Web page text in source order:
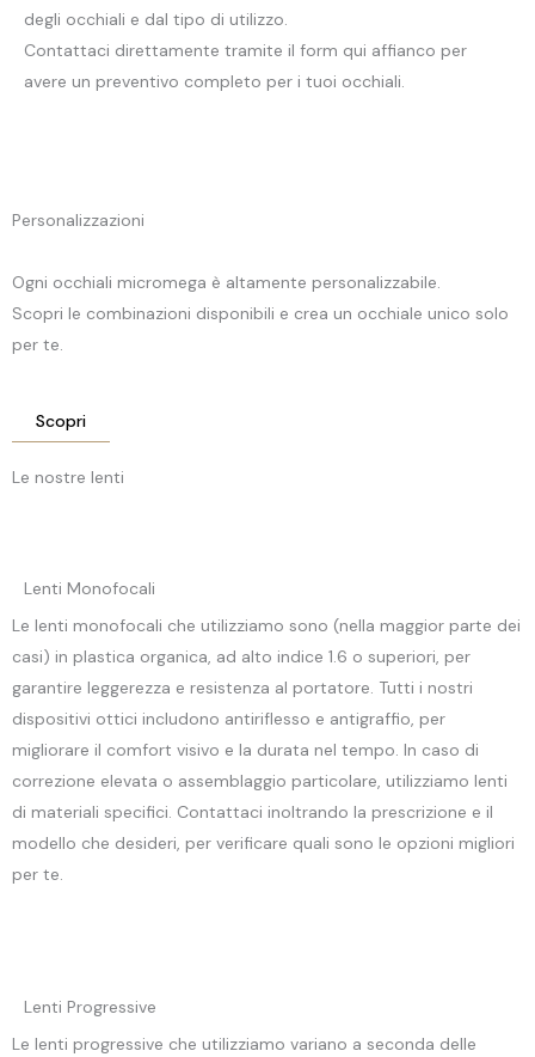
degli occhiali e dal tipo di utilizzo.
Contattaci direttamente tramite il form qui affianco per
avere un preventivo completo per i tuoi occhiali.
Personalizzazioni
Ogni occhiali micromega è altamente personalizzabile.
Scopri le combinazioni disponibili e crea un occhiale unico solo
per te.
Scopri
Le nostre lenti
Lenti Monofocali
Le lenti monofocali che utilizziamo sono (nella maggior parte dei
casi) in plastica organica, ad alto indice 1.6 o superiori, per
garantire leggerezza e resistenza al portatore. Tutti i nostri
dispositivi ottici includono antiriflesso e antigraffio, per
migliorare il comfort visivo e la durata nel tempo. In caso di
correzione elevata o assemblaggio particolare, utilizziamo lenti
di materiali specifici. Contattaci inoltrando la prescrizione e il
modello che desideri, per verificare quali sono le opzioni migliori
per te.
Lenti Progressive
Le lenti progressive che utilizziamo variano a seconda delle